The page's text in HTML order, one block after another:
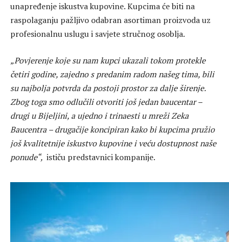
unapređenje iskustva kupovine. Kupcima će biti na
raspolaganju pažljivo odabran asortiman proizvoda uz
profesionalnu uslugu i savjete stručnog osoblja.
„Povjerenje koje su nam kupci ukazali tokom protekle
četiri godine, zajedno s predanim radom našeg tima, bili
su najbolja potvrda da postoji prostor za dalje širenje.
Zbog toga smo odlučili otvoriti još jedan baucentar –
drugi u Bijeljini, a ujedno i trinaesti u mreži Zeka
Baucentra – drugačije koncipiran kako bi kupcima pružio
još kvalitetnije iskustvo kupovine i veću dostupnost naše
ponude“, ističu predstavnici kompanije.